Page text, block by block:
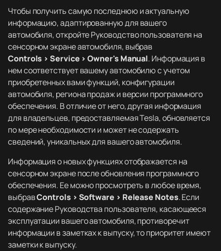
Чтобы получить самую последнюю и актуальную
информацию, адаптированную для вашего
автомобиля, откройте Руководство пользователя на
сенсорном экране автомобиля, выбрав
Controls > Service > Owner's Manual. Информация в
нем соответствует вашему автомобилю с учетом
приобретенных вами функций, конфигурации
автомобиля, региона продаж и версии программного
обеспечения. В отличие от него, другая информация
для владельцев, предоставляемая Tesla, обновляется
по мере необходимости и может не содержать
сведений, уникальных для вашего автомобиля.
Информация о новых функциях отображается на
сенсорном экране после обновления программного
обеспечения. Ее можно просмотреть в любое время,
выбравControls > Software > Release Notes. Если
содержание Руководства пользователя, касающееся
эксплуатации вашего автомобиля, противоречит
информации в заметках к выпуску, то приоритет имеют
заметки к выпуску.